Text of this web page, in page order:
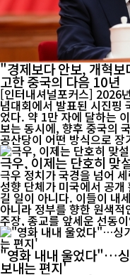
"경제보다 안보, 개혁
고한 중국의 다음 10년
[인터내셔널포커스] 2026
념대회에서 발표된 시진핑
었다. 약 1만 자에 달하는
보는 동시에, 향후 중국의
공산당이 어떤 방식으로 장
극우, 이제는 단호히 맞
극우 정치가 국경을 넘어
성향 단체가 미국에서 공
길 일이 아니다. 이들이 내
아니라 정부를 향한 원색
주장, 종교를 앞세운 선동
"영화 내내 울었다"…싱
보내는 편지'